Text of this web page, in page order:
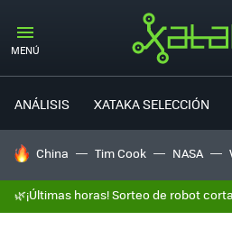
MENÚ
ANÁLISIS XATAKA SELECCIÓN
HOY SE HABLA DE
China Tim Cook NASA
🌿¡Últimas horas! Sorteo de robot